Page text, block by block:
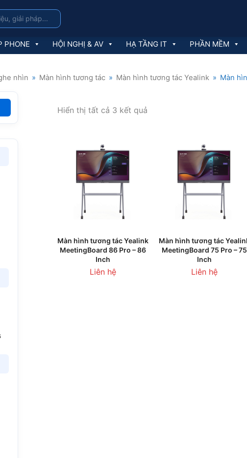
PHONE HỘI NGHỊ & AV HẠ TẦNG IT PHẦN MỀM
nhìn » Màn hình tương tác » Màn hình tương tác Yealink » Màn
Hiển thị tất cả 3 kết quả
THÊM VÀO GIỎ HÀNG
Màn hình tương tác Yealink
MeetingBoard 86 Pro – 86
Inch
Liên hệ
THÊM VÀO GIỎ HÀNG
Màn hình tương tác
MeetingBoard 75 Pro – 75
Inch
Liên hệ